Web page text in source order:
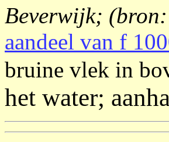
Beverwijk;
aandeel van f
bruine vlek in
het water;